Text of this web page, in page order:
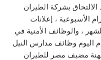
بشركة الطيران
الأسبوعية ، إعلانات
، والوظائف الأمنية في
اليوم وظائف مدارس النيل
مضيف مصر للطيران